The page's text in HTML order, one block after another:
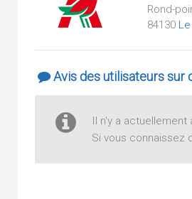
Rond-
84130
Avis des utilisateurs sur
Il n'y a
Si vous connaissez